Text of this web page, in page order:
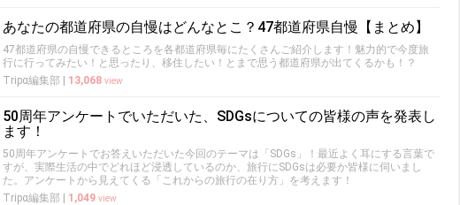
あなたの都道府県の自慢はどんなとこ？47都道府県自慢【まとめ】
47都道府県の自慢できるところを各都道府県毎にたくさんご紹介します！魅力的で今度旅
行に行ってみたい！と思ったり、移住したい！とまで思う都道府県が出てくるかも！？
Tripα編集部
13,068 view
50周年アンケートでいただいた、SDGsについての皆様の声を発表し
ます！
50周年アンケートでお答えいただいた今回のテーマは「SDGs」！最近よく耳にする言葉で
すが、実際生活の中でどれほど浸透しているのか、旅行にSDGsは必要か皆様に伺いまし
た。アンケートから見えてくる「これからの旅行の在り方」を考えます！
Tripα編集部
1,049 view